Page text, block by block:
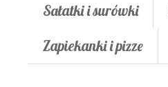
Sałatki i surówki
Zapiekanki i pizze